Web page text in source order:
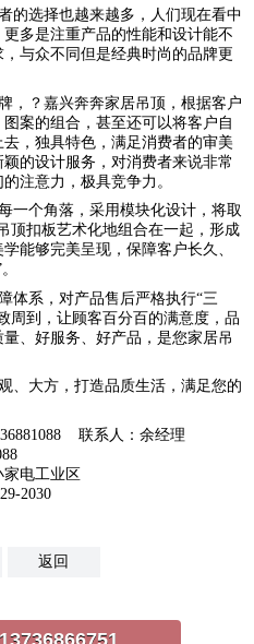
的选择也越来越多，人们现在看中
多是注重产品的性能和设计能不
与众不同但是经典时尚的品牌更
，？嘉兴奔奔家居吊顶，根据客户
案的组合，甚至还可以将客户自
，独具特色，满足消费者的审美
的设计服务，对消费者来说非常
注意力，极具竞争力。
一个角落，采用模块化设计，将取
顶扣板艺术化地组合在一起，形成
能够完美呈现，保障客户长久、
体系，对产品售后严格执行“三
周到，让顾客百分百的满意度，品
、好服务、好产品，是您家居吊
、大方，打造品质生活，满足您的
联系人：余经理
电工业区
2030
返回
13736866751